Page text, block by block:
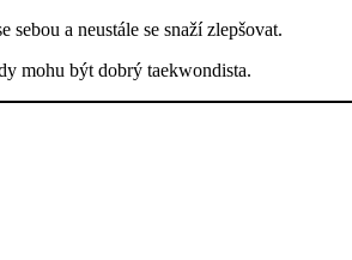
sebou a neustále se snaží zlepšovat.
mohu být dobrý taekwondista.